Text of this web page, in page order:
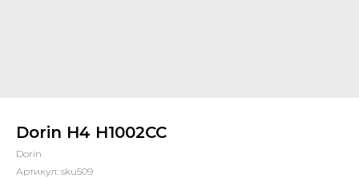
Dorin H4 H1002CC
Dorin
Артикул: sku509